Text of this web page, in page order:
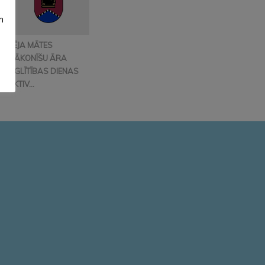
VĒJA MĀTES
MĀKONĪŠU ĀRA
IZGLĪTĪBAS DIENAS
AKTIV...